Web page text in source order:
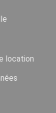
location